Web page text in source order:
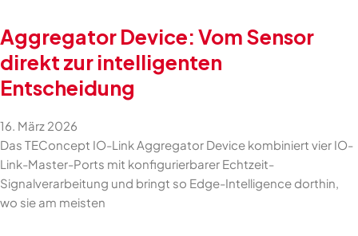
Aggregator Device: Vom Sensor
direkt zur intelligenten
Entscheidung
16. März 2026
Das TEConcept IO-Link Aggregator Device kombiniert vier IO-
Link-Master-Ports mit konfigurierbarer Echtzeit-
Signalverarbeitung und bringt so Edge-Intelligence dorthin,
wo sie am meisten